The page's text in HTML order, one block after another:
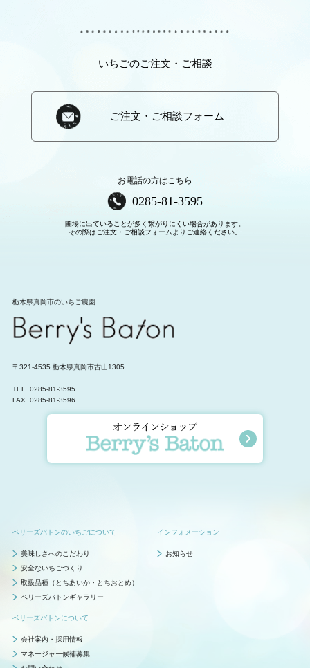
いちごのご注文・ご相談
ご注文・ご相談フォーム
お電話の方はこちら
0285-81-3595
圃場に出ていることが多く繋がりにくい場合があります。
その際はご注文・ご相談フォームよりご連絡ください。
栃木県真岡市のいちご農園
〒321-4535 栃木県真岡市古山1305
TEL. 0285-81-3595
FAX. 0285-81-3596
ベリーズバトンのいちごについて
美味しさへのこだわり
安全ないちごづくり
取扱品種（とちあいか・とちおとめ）
ベリーズバトンギャラリー
インフォメーション
お知らせ
ベリーズバトンについて
会社案内・採用情報
マネージャー候補募集